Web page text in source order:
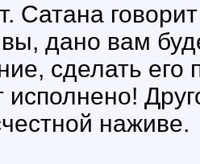
Сатана
дано вам
сделать его
исполнено!
наживе.